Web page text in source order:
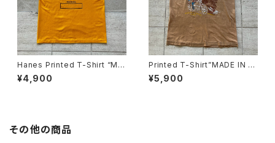
Hanes Printed T-Shirt “MA
DE IN USA”
¥4,900
Printed T-Shirt”MADE IN U
SA”
¥5,900
その他の商品